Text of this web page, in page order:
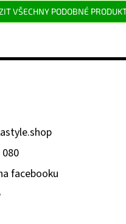
VŠECHNY PODOBNÉ
facebooku